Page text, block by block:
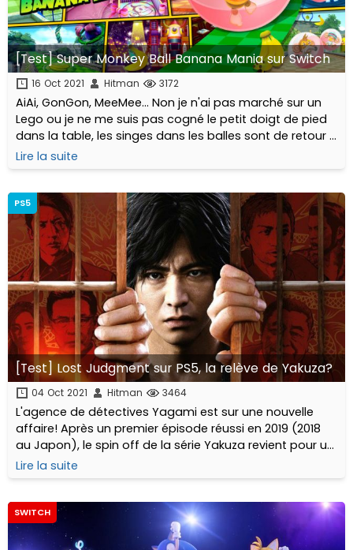
[Test] Super Monkey Ball Banana Mania sur Switch
16 Oct 2021 Hitman 3172
AiAi, GonGon, MeeMee… Non je n'ai pas marché sur un
Lego ou je ne me suis pas cogné le petit doigt de pied
dans la table, les singes dans les balles sont de retour !
Sortie le 5 octobre dernier, voici la version
remasterisée...
Lire la suite
PS5
[Test] Lost Judgment sur PS5, la relève de Yakuza?
04 Oct 2021 Hitman 3464
L'agence de détectives Yagami est sur une nouvelle
affaire! Après un premier épisode réussi en 2019 (2018
au Japon), le spin off de la série Yakuza revient pour un
nouvel opus avec une sortie mondiale sur PlayStation 4
et 5 et Xbox One et Series.
Lire la suite
SWITCH